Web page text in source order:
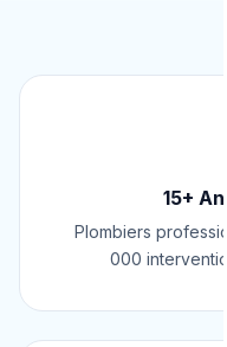
15+
Plombiers
000